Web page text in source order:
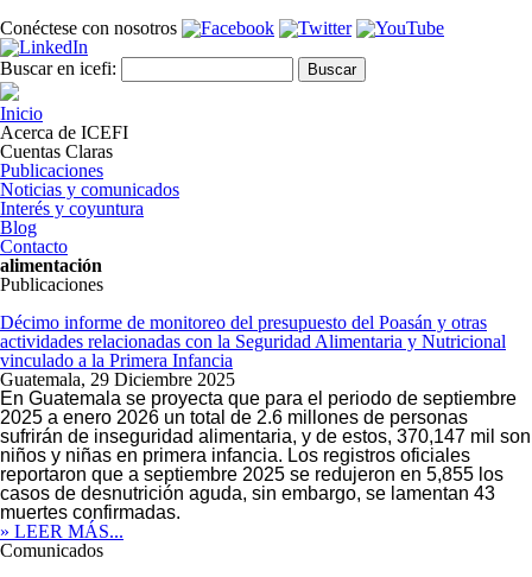
Conéctese con nosotros
Formulario de búsqueda
Buscar en icefi:
Inicio
Acerca de ICEFI
Cuentas Claras
Publicaciones
Noticias y comunicados
Interés y coyuntura
Blog
Contacto
alimentación
Publicaciones
Décimo informe de monitoreo del presupuesto del Poasán y otras
actividades relacionadas con la Seguridad Alimentaria y Nutricional
vinculado a la Primera Infancia
Guatemala, 29 Diciembre 2025
En Guatemala se proyecta que para el periodo de septiembre
2025 a enero 2026 un total de 2.6 millones de personas
sufrirán de inseguridad alimentaria, y de estos, 370,147 mil son
niños y niñas en primera infancia. Los registros oficiales
reportaron que a septiembre 2025 se redujeron en 5,855 los
casos de desnutrición aguda, sin embargo, se lamentan 43
muertes confirmadas.
» LEER MÁS...
Comunicados